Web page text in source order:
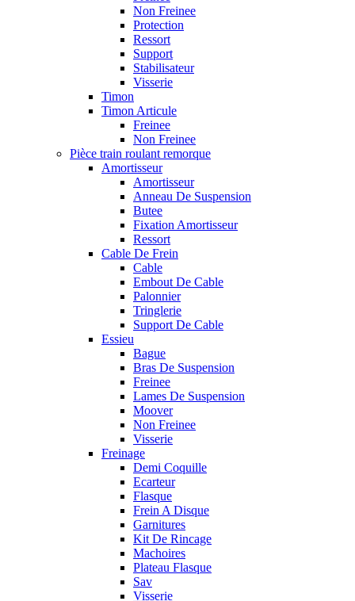
Non Freinee
Protection
Ressort
Support
Stabilisateur
Visserie
Timon
Timon Articule
Freinee
Non Freinee
Pièce train roulant remorque
Amortisseur
Amortisseur
Anneau De Suspension
Butee
Fixation Amortisseur
Ressort
Cable De Frein
Cable
Embout De Cable
Palonnier
Tringlerie
Support De Cable
Essieu
Bague
Bras De Suspension
Freinee
Lames De Suspension
Moover
Non Freinee
Visserie
Freinage
Demi Coquille
Ecarteur
Flasque
Frein A Disque
Garnitures
Kit De Rincage
Machoires
Plateau Flasque
Sav
Visserie